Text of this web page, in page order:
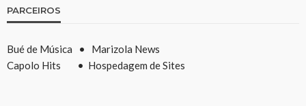
PARCEIROS
Bué de Música • Marizola News
Capolo Hits • Hospedagem de Sites